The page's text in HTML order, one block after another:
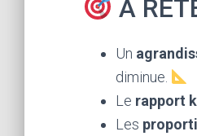
À
Un
diminue.
Le rapport k
Les